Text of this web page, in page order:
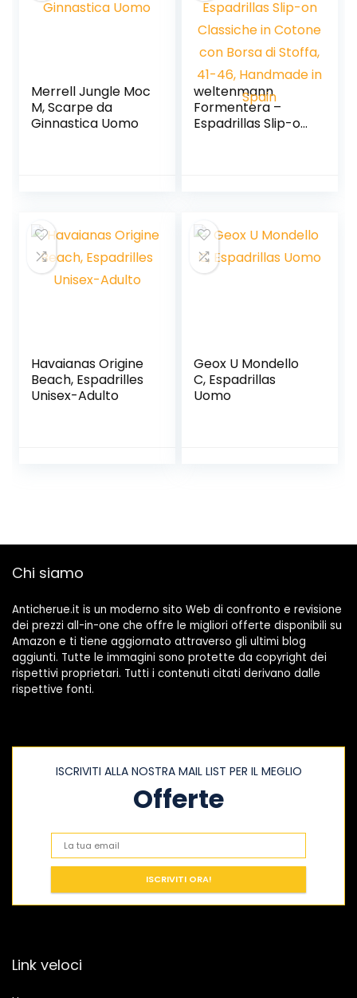
Merrell Jungle Moc
M, Scarpe da
Ginnastica Uomo
weltenmann
Formentera –
Espadrillas Slip-on
Havaianas Origine
Beach, Espadrilles
Unisex-Adulto
Geox U Mondello
C, Espadrillas
Uomo
Chi siamo
Anticherue.it is un moderno sito Web di confronto e revisione
dei prezzi all-in-one che offre le migliori offerte disponibili su
Amazon e ti tiene aggiornato attraverso gli ultimi blog
aggiunti. Tutte le immagini sono protette da copyright dei
rispettivi proprietari. Tutti i contenuti citati derivano dalle
rispettive fonti.
ISCRIVITI ALLA NOSTRA MAIL LIST PER IL MEGLIO
Offerte
Link veloci